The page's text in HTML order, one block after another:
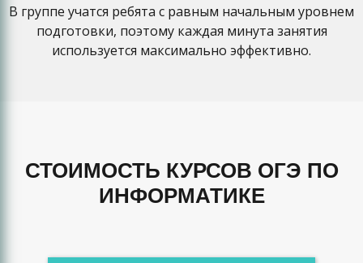
В группе учатся ребята с равным начальным уровнем
подготовки, поэтому каждая минута занятия
используется максимально эффективно.
СТОИМОСТЬ КУРСОВ ОГЭ ПО
ИНФОРМАТИКЕ